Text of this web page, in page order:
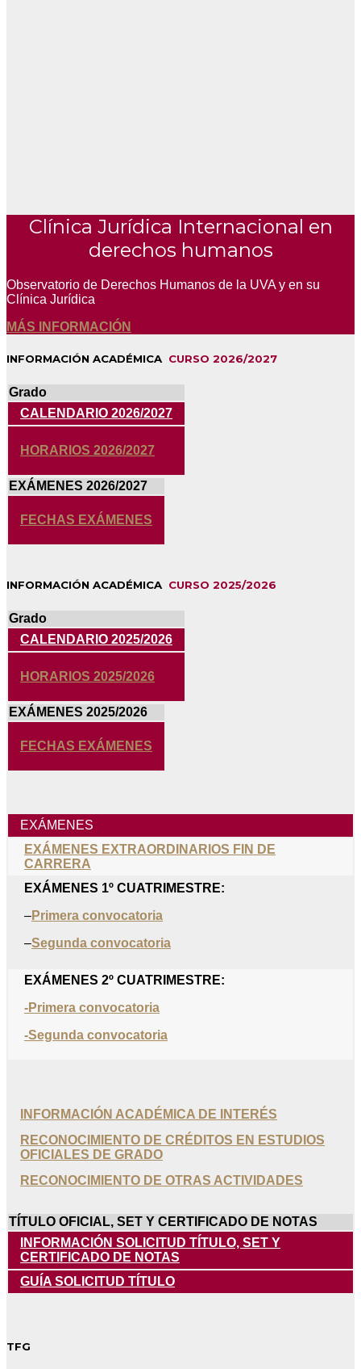
Clínica Jurídica Internacional en
derechos humanos
Observatorio de Derechos Humanos de la UVA y en su
Clínica Jurídica
MÁS INFORMACIÓN
INFORMACIÓN ACADÉMICA CURSO 2026/2027
Grado
CALENDARIO 2026/2027
HORARIOS 2026/2027
EXÁMENES 2026/2027
FECHAS EXÁMENES
INFORMACIÓN ACADÉMICA CURSO 2025/2026
Grado
CALENDARIO 2025/2026
HORARIOS 2025/2026
EXÁMENES 2025/2026
FECHAS EXÁMENES
EXÁMENES
EXÁMENES EXTRAORDINARIOS FIN DE
CARRERA
EXÁMENES 1º CUATRIMESTRE:
–Primera convocatoria
–Segunda convocatoria
EXÁMENES 2º CUATRIMESTRE:
-Primera convocatoria
-Segunda convocatoria
INFORMACIÓN ACADÉMICA DE INTERÉS
RECONOCIMIENTO DE CRÉDITOS EN ESTUDIOS
OFICIALES DE GRADO
RECONOCIMIENTO DE OTRAS ACTIVIDADES
TÍTULO OFICIAL, SET Y CERTIFICADO DE NOTAS
INFORMACIÓN SOLICITUD TÍTULO, SET Y
CERTIFICADO DE NOTAS
GUÍA SOLICITUD TÍTULO
TFG